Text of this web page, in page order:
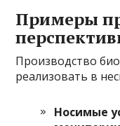
Примеры
Производство
реализовать в
Носимые